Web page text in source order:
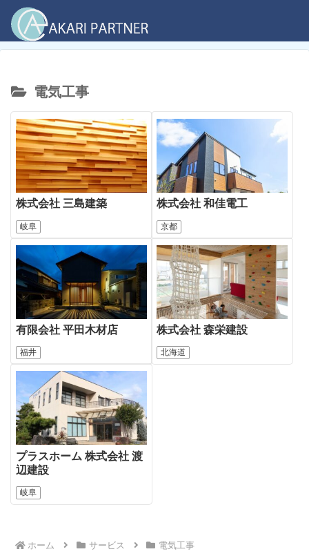
電気工事
株式会社 三島建築
岐阜
株式会社 和佳電工
京都
有限会社 平田木材店
福井
株式会社 森栄建設
北海道
プラスホーム 株式会社 渡
辺建設
岐阜
ホーム サービス 電気工事